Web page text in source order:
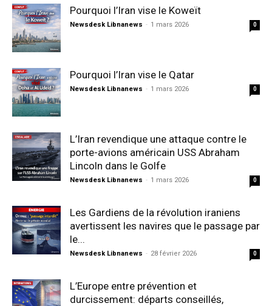
Pourquoi l’Iran vise le Koweït
Newsdesk Libnanews - 1 mars 2026 0
Pourquoi l’Iran vise le Qatar
Newsdesk Libnanews - 1 mars 2026 0
L’Iran revendique une attaque contre le
porte-avions américain USS Abraham
Lincoln dans le Golfe
Newsdesk Libnanews - 1 mars 2026 0
Les Gardiens de la révolution iraniens
avertissent les navires que le passage par
le...
Newsdesk Libnanews - 28 février 2026 0
L’Europe entre prévention et
durcissement: départs conseillés,